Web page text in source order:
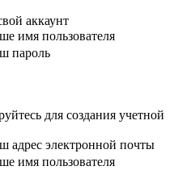
аккаунт
имя пользователя
пароль
для создания учетной
адрес электронной почты
имя пользователя